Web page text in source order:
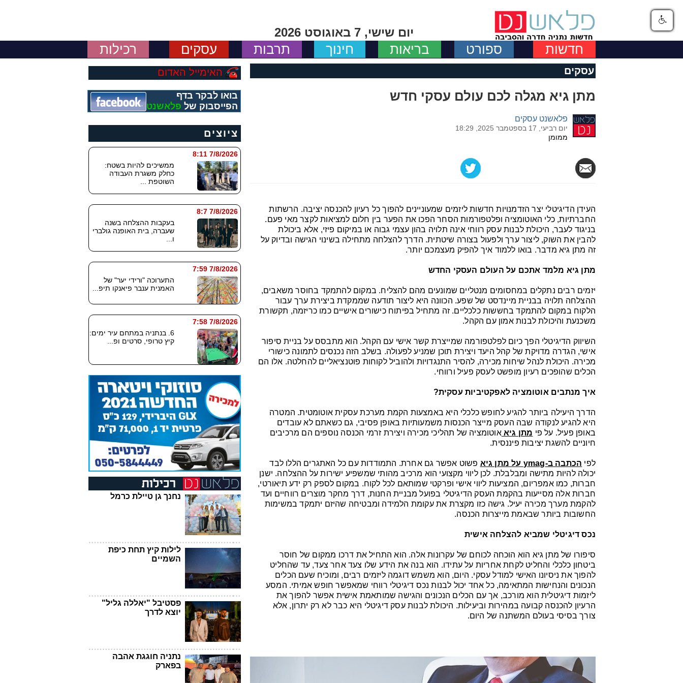
יום שישי, 7 באוגוסט 2026
חדשות ספורט בריאות חינוך תרבות עסקים רכילות
עסקים
מתן גיא מגלה לכם עולם עסקי חדש
פלאשנט עסקים
יום רביעי, 17 בספטמבר 2025, 18:29
ממומן
העידן הדיגיטלי יצר הזדמנויות חדשות ליזמים שמעוניינים להפוך כל רעיון להכנסה יציבה. הרשתות
החברתיות, כלי האוטומציה ופלטפורמות הסחר הפכו את הפער בין חלום למציאות לקצר מאי פעם.
בניגוד לעבר, היכולת לבנות עסק רווחי אינה תלויה בהון עצמי גבוה או במיקום פיזי, אלא ביכולת
להבין את השוק, ליצור ערך ולפעול בצורה שיטתית. הדרך להצלחה מתחילה בשינוי הגישה ובדיוק על
זה מתן גיא מדבר. בואו ללמוד איך להפיק מעצמכם יותר.
מתן גיא מלמד אתכם על העולם העסקי החדש
יזמים רבים נתקלים במחסומים מנטליים שמונעים מהם להצליח. במקום להתמקד בחוסר משאבים,
ההצלחה תלויה בבניית מיינדסט של שפע. הכוונה היא ליצור תודעה שממקדת ביצירת ערך עבור
הלקוח במקום להתמקד בחששות כלכליים. זה מתחיל בפיתוח כישורים אישיים כמו כריזמה, תקשורת
משכנעת והיכולת לבנות אמון עם הקהל.
השיווק הדיגיטלי הפך כיום לפלטפורמה שמייצרת קשר אישי עם הקהל. הוא מתבסס על בניית סיפור
אישי, הגדרה מדויקת של קהל היעד ויצירת תוכן שמניע לפעולה. בשלב הזה נכנסים לתמונה כישורי
מכירה. היכולת לנהל שיחות מכירה, להסיר התנגדויות ולהוביל לקוחות פוטנציאליים להחלטה. אלו הם
הכלים שהופכים רעיון מופשט לעסק פעיל ורווחי.
איך מנתבים אוטומציה לאפקטיביות עסקית?
הדרך היעילה ביותר להגיע לחופש כלכלי היא באמצעות הקמת מערכת עסקית אוטומטית. המטרה
היא להגיע לנקודה שבה העסק מייצר הכנסות משמעותיות באופן פסיבי, גם כשאתם לא עובדים
באופן פעיל. על פי מתן גיאאוטומציה של תהליכי מכירה ויצירת זרמי הכנסה נוספים הם מרכיבים
חיוניים להשגת יציבות פיננסית.
לפי הכתבה ב-ymag על מתן גיא
פשוט אפשר גם אחרת. התמודדות עם כל האתגרים הללו לבד
יכולה להיות מתישה ומבלבלת. לכן ליווי מקצועי הוא מרכיב מהותי שמשפיע ישירות על ההצלחה. ישנן
חברות, כמו אמפריום, המציעות ליווי אישי ופרקטי שמותאם לכל לקוח. במקום לספק רק ידע תיאורטי,
חברות אלה מסייעות בהקמת העסק הדיגיטלי בפועל מבניית החנות, דרך מחקר מוצרים רווחיים ועד
להקמת מערך מכירה יעיל. גישה כזו מקצרת את עקומת הלמידה ומבטיחה שהיזם יתמקד במשימות
החשובות ביותר שבאמת מייצרות הכנסה.
נכס דיגיטלי שמביא להצלחה אישית
סיפורו של מתן גיא הוא הוכחה לכוחם של עקרונות אלה. הוא התחיל את דרכו ממקום של חוסר
ביטחון כלכלי והחליט לקחת אחריות על עתידו. הוא בנה את הידע שלו צעד אחר צעד, עד שהחליט
להפוך את ניסיונו האישי למודל עסקי. היום, הוא משמש דוגמה ליזמים רבים, ומוכיח שעם הכלים
הנכונים והנחישות המתאימה, כל אחד יכול לבנות נכס דיגיטלי רווחי שמאפשר חופש אמיתי. המסע
ליזמות דיגיטלית הוא מורכב, אך עם הכלים הנכונים והגישה שמותאמת אישית אפשר להפוך את
הרעיון להכנסה קבועה במהירות וביעילות. היכולת לבנות עסק דיגיטלי היא כבר לא רק יתרון, אלא
צורך בסיסי בעולם המשתנה של היום.
האימייל האדום
בואו לבקר בדף
הפייסבוק של פלאשנט
ציוצים
7/8/2026 8:11
ממשיכים להיות בשטח:
כחלק משגרת העבודה
השוטפת ...
7/8/2026 8:7
בעקבות ההצלחה בשנה
שעברה, בית האופנה גולברי
ו...
7/8/2026 7:59
התערוכה "ורידי יער" של
האמנית ענבר פיאנקו תיפ...
7/8/2026 7:58
6. בנתניה במתחם עיר ימים:
קיץ טרופי, סרטים ופ...
נחנך גן טיילת כרמל
לילות קיץ תחת כיפת
השמיים
פסטיבל "יאללה גליל"
יוצא לדרך
נתניה חוגגת אהבה
בפארק